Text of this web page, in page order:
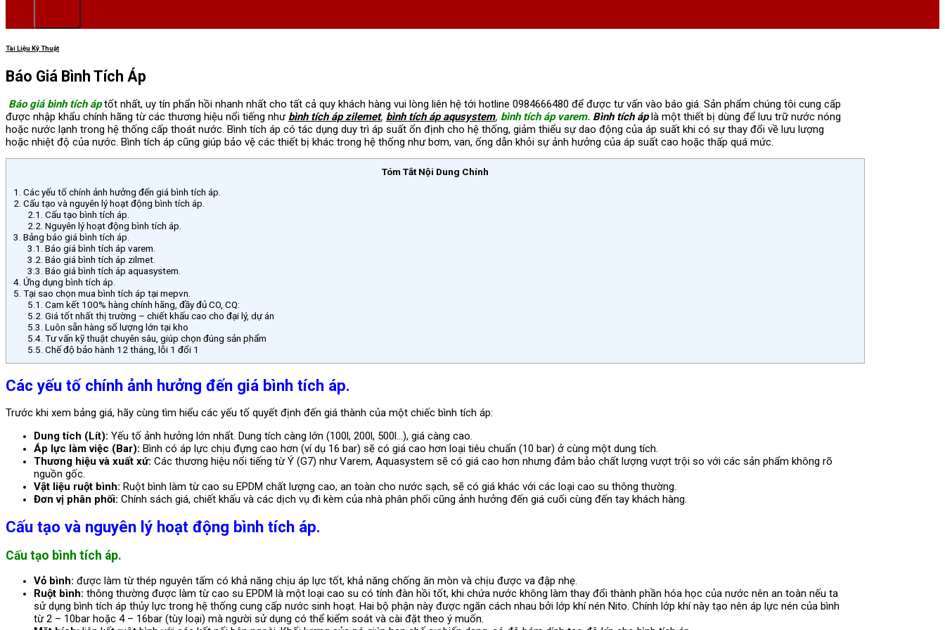
Tài Liệu Kỹ Thuật
Báo Giá Bình Tích Áp
Báo giá bình tích áp tốt nhất, uy tín phẩn hồi nhanh nhất cho tất cả quy khách hàng vui lòng liên hệ tới hotline 0984666480 để được tư vấn vào báo giá. Sản phẩm chúng tôi cung cấp
được nhập khẩu chính hãng từ các thương hiệu nổi tiếng như bình tích áp zilemet, bình tích áp aqusystem, bình tích áp varem. Bình tích áplà một thiết bị dùng để lưu trữ nước nóng
hoặc nước lạnh trong hệ thống cấp thoát nước. Bình tích áp có tác dụng duy trì áp suất ổn định cho hệ thống, giảm thiểu sự dao động của áp suất khi có sự thay đổi về lưu lượng
hoặc nhiệt độ của nước. Bình tích áp cũng giúp bảo vệ các thiết bị khác trong hệ thống như bơm, van, ống dẫn khỏi sự ảnh hưởng của áp suất cao hoặc thấp quá mức.
Tóm Tắt Nội Dung Chính
1. Các yếu tố chính ảnh hưởng đến giá bình tích áp.
2. Cấu tạo và nguyên lý hoạt động bình tích áp.
2.1. Cấu tạo bình tích áp.
2.2. Nguyên lý hoạt động bình tích áp.
3. Bảng báo giá bình tích áp.
3.1. Báo giá bình tích áp varem.
3.2. Báo giá bình tích áp zilmet.
3.3. Báo giá bình tích áp aquasystem.
4. Ứng dụng bình tích áp.
5. Tại sao chọn mua bình tích áp tại mepvn.
5.1. Cam kết 100% hàng chính hãng, đầy đủ CO, CQ:
5.2. Giá tốt nhất thị trường – chiết khấu cao cho đại lý, dự án
5.3. Luôn sẵn hàng số lượng lớn tại kho
5.4. Tư vấn kỹ thuật chuyên sâu, giúp chọn đúng sản phẩm
5.5. Chế độ bảo hành 12 tháng, lỗi 1 đổi 1
Các yếu tố chính ảnh hưởng đến giá bình tích áp.
Trước khi xem bảng giá, hãy cùng tìm hiểu các yếu tố quyết định đến giá thành của một chiếc bình tích áp:
Dung tích (Lít): Yếu tố ảnh hưởng lớn nhất. Dung tích càng lớn (100l, 200l, 500l…), giá càng cao.
Áp lực làm việc (Bar): Bình có áp lực chịu đựng cao hơn (ví dụ 16 bar) sẽ có giá cao hơn loại tiêu chuẩn (10 bar) ở cùng một dung tích.
Thương hiệu và xuất xứ: Các thương hiệu nổi tiếng từ Ý (G7) như Varem, Aquasystem sẽ có giá cao hơn nhưng đảm bảo chất lượng vượt trội so với các sản phẩm không rõ
nguồn gốc.
Vật liệu ruột bình: Ruột bình làm từ cao su EPDM chất lượng cao, an toàn cho nước sạch, sẽ có giá khác với các loại cao su thông thường.
Đơn vị phân phối: Chính sách giá, chiết khấu và các dịch vụ đi kèm của nhà phân phối cũng ảnh hưởng đến giá cuối cùng đến tay khách hàng.
Cấu tạo và nguyên lý hoạt động bình tích áp.
Cấu tạo bình tích áp.
Vỏ bình: được làm từ thép nguyên tấm có khả năng chịu áp lực tốt, khả năng chống ăn mòn và chịu được va đập nhẹ.
Ruột bình: thông thường được làm từ cao su EPDM là một loại cao su có tính đàn hồi tốt, khi chứa nước không làm thay đổi thành phần hóa học của nước nên an toàn nếu ta
sử dụng bình tích áp thủy lực trong hệ thống cung cấp nước sinh hoạt. Hai bộ phận này được ngăn cách nhau bởi lớp khí nén Nito. Chính lớp khí này tạo nên áp lực nén của bình
từ 2 – 10bar hoặc 4 – 16bar (tùy loại) mà người sử dụng có thể kiểm soát và cài đặt theo ý muốn.